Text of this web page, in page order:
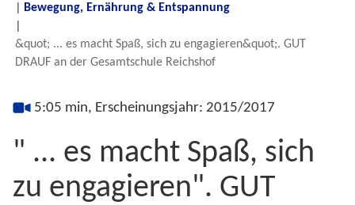
Bewegung, Ernährung & Entspannung
&quot; ... es macht Spaß, sich zu engagieren&quot;. GUT
DRAUF an der Gesamtschule Reichshof
5:05 min, Erscheinungsjahr: 2015/2017
" ... es macht Spaß, sich
zu engagieren". GUT